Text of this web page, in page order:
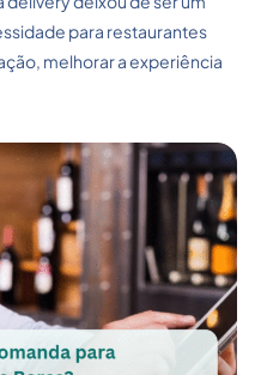
para restaurantes
melhorar a experiência